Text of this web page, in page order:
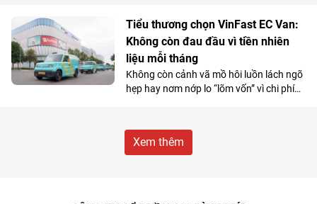
hàng có nhu cầu di chuyển cự ly ngắn.
Tiểu thương chọn VinFast EC Van:
Không còn đau đầu vì tiền nhiên
liệu mỗi tháng
Không còn cảnh vã mồ hôi luồn lách ngõ
hẹp hay nơm nớp lo “lõm vốn” vì chi phí
coi đây là “cỗ máy sinh lời”.
Xem thêm